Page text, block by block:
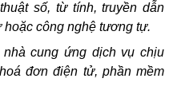
số, từ tính, truyền dẫn
hoặc công nghệ tương tự.
cung ứng dịch vụ chịu
đơn điện tử, phần mềm